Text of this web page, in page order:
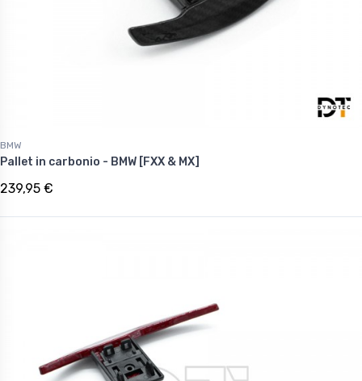
BMW
Pallet in carbonio - BMW [FXX & MX]
239,95 €